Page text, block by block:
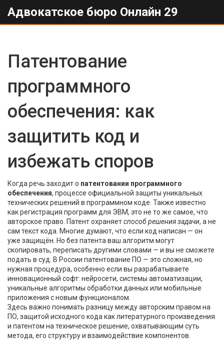
Адвокатское бюро Онлайн 29
Патентование
программного
обеспечения: как
защитить код и
избежать споров
Когда речь заходит о патентовании программного
обеспечения, процессе официальной защиты уникальных
технических решений в программном коде . Также известно
какрегистрация программ для ЭВМ, это не то же самое, что
авторское право. Патент охраняетспособ решения задачи, а не
сам текст кода. Многие думают, что если код написан — он
уже защищён. Но без патента ваш алгоритм могут
скопировать, переписать другими словами — и вы не сможете
подать в суд. В России патентование ПО — это сложная, но
нужная процедура, особенно если вы разрабатываете
инновационный софт: нейросети, системы автоматизации,
уникальные алгоритмы обработки данных или мобильные
приложения с новым функционалом.
Здесь важно понимать разницу междуавторским правом на
ПО, защитой исходного кода как литературного произведения
и патентом на техническое решение, охватывающим суть
метода, его структуру и взаимодействие компонентов